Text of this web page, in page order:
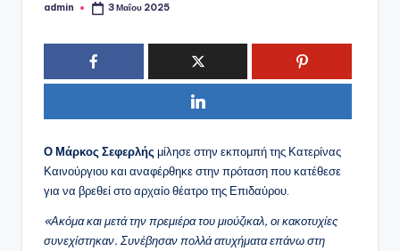
Συγγραφέας:
admin 3 Μαΐου 2025
Ο Μάρκος Σεφερλής μίλησε στην εκπομπή της Κατερίνας
Καινούργιου και αναφέρθηκε στην πρόταση που κατέθεσε
για να βρεθεί στο αρχαίο θέατρο της Επιδαύρου.
«Ακόμα και μετά την πρεμιέρα του μιούζικαλ, οι κακοτυχίες
συνεχίστηκαν. Συνέβησαν πολλά ατυχήματα επάνω στη